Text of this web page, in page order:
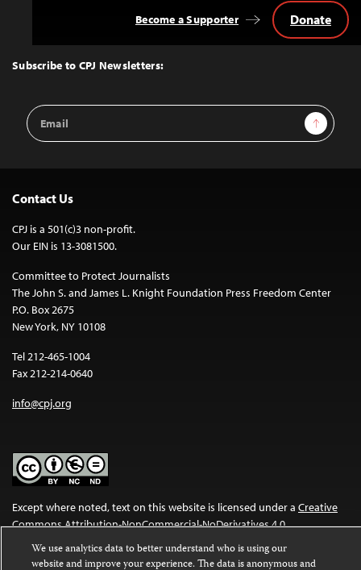
Top
Subscribe to CPJ Newsletters:
Email
Address
Sign Up
Become a Supporter Donate
Contact Us
CPJ is a 501(c)3 non-profit.
Our EIN is 13-3081500.
Committee to Protect Journalists
The John S. and James L. Knight Foundation Press Freedom Center
P.O. Box 2675
New York, NY 10108
Tel 212-465-1004
Fax 212-214-0640
info@cpj.org
Except where noted, text on this website is licensed under a Creative
Commons Attribution-NonCommercial-NoDerivatives 4.0
International License
We use analytics data to better understand who is using our
website and improve your experience. The data is anonymous and